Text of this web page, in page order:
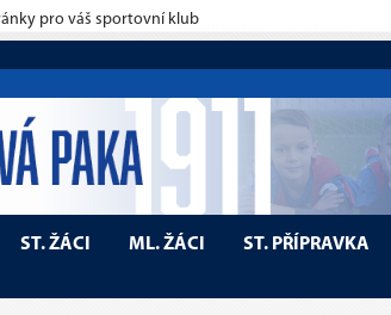
pro váš sportovní klub
ST. ŽÁCI ML. ŽÁCI ST. PŘÍPRAVKA